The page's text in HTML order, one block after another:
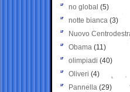
no global (5)
notte bianca (3)
Nuovo
Obama (11)
olimpiadi (40)
Oliveri (4)
Pannella (29)